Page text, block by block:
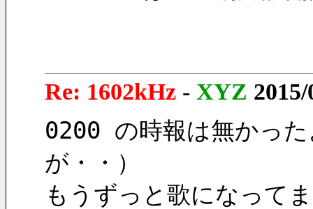
Re: 1602kHz - XYZ
0200 の時報は無かっ
が・・）
もうずっと歌になって